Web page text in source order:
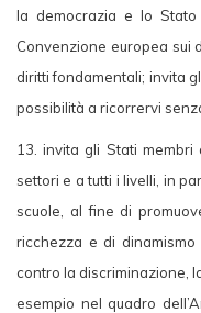
la democrazia e lo
Convenzione europea sui
diritti fondamentali; invita
possibilità a ricorrervi
13. invita gli Stati
settori e a tutti i livelli, in
scuole, al fine di
ricchezza e di
contro la discriminazione,
esempio nel quadro